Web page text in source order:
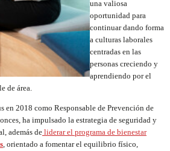
una valiosa
oportunidad para
continuar dando forma
a culturas laborales
centradas en las
personas creciendo y
aprendiendo por el
de área.
en 2018 como Responsable de Prevención de
ha impulsado la estrategia de seguridad y
además de liderar el programa de bienestar
, orientado a fomentar el equilibrio físico,